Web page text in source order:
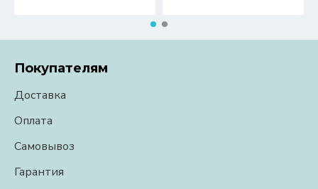
Покупателям
Доставка
Оплата
Самовывоз
Гарантия